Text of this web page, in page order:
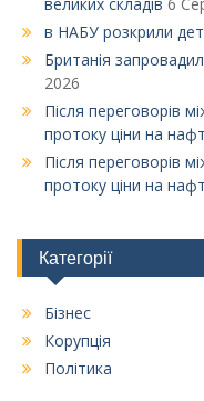
в НАБУ розкрили
Британія
2026
Після переговорів
протоку ціни на
Після переговорів
протоку ціни на
Категорії
Бізнес
Корупція
Політика